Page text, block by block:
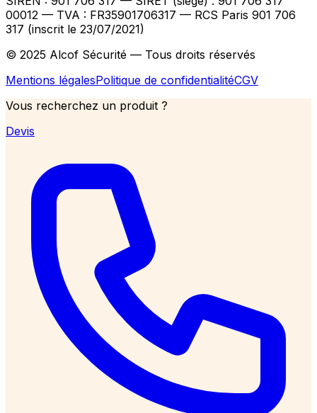
00012 — TVA : FR35901706317 — RCS Paris 901 706
317 (inscrit le 23/07/2021)
© 2025 Alcof Sécurité — Tous droits réservés
Mentions légalesPolitique de confidentialitéCGV
Vous recherchez un produit ?
Devis